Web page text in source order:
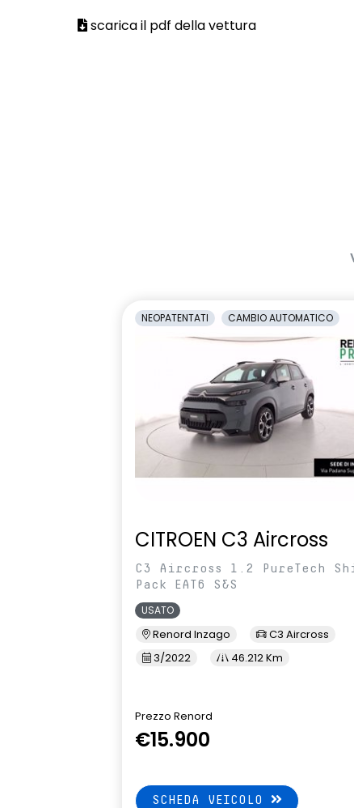
scarica il pdf della vettura
NEOPATENTATI CAMBIO AUTOMATICO
CITROEN C3 Aircross
C3 Aircross 1.2 PureTech
Pack EAT6 S&S
USATO
Renord Inzago
C3 Aircross
3/2022
46.212 Km
Prezzo Renord
€15.900
SCHEDA VEICOLO